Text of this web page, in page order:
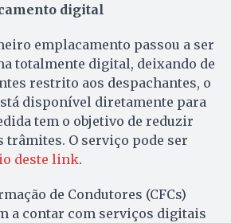
digital
emplacamento passou a ser
totalmente digital, deixando de
restrito aos despachantes, o
disponível diretamente para
tem o objetivo de reduzir
trâmites. O serviço pode ser
deste link.
de Condutores (CFCs)
a contar com serviços digitais